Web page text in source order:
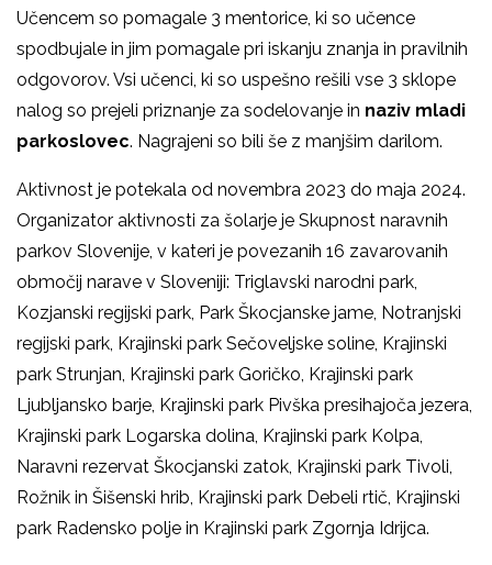
Učencem so pomagale 3 mentorice, ki so učence
spodbujale in jim pomagale pri iskanju znanja in pravilnih
odgovorov. Vsi učenci, ki so uspešno rešili vse 3 sklope
nalog so prejeli priznanje za sodelovanje in naziv mladi
parkoslovec. Nagrajeni so bili še z manjšim darilom.
Aktivnost je potekala od novembra 2023 do maja 2024.
Organizator aktivnosti za šolarje je Skupnost naravnih
parkov Slovenije, v kateri je povezanih 16 zavarovanih
območij narave v Sloveniji: Triglavski narodni park,
Kozjanski regijski park, Park Škocjanske jame, Notranjski
regijski park, Krajinski park Sečoveljske soline, Krajinski
park Strunjan, Krajinski park Goričko, Krajinski park
Ljubljansko barje, Krajinski park Pivška presihajoča jezera,
Krajinski park Logarska dolina, Krajinski park Kolpa,
Naravni rezervat Škocjanski zatok, Krajinski park Tivoli,
Rožnik in Šišenski hrib, Krajinski park Debeli rtič, Krajinski
park Radensko polje in Krajinski park Zgornja Idrijca.